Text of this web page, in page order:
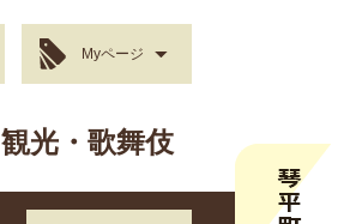
Myページ
観光・歌舞伎